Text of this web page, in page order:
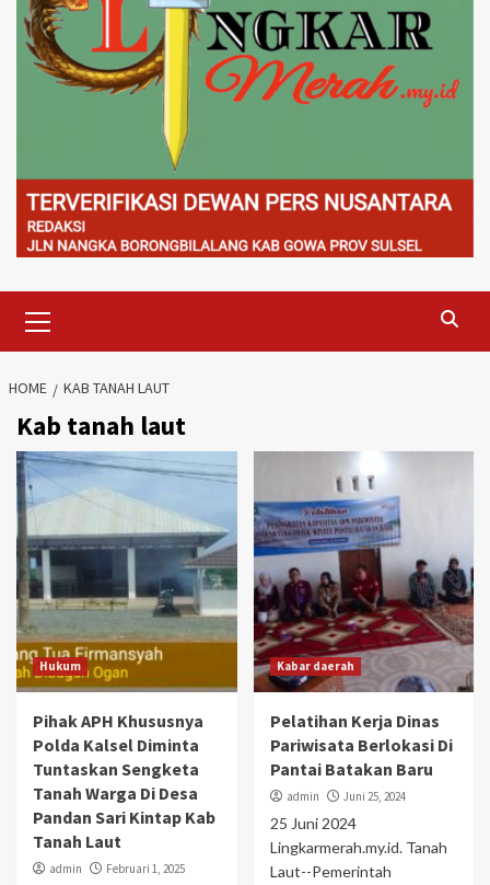
Menu
HOME KAB TANAH LAUT
Kab tanah laut
Hukum
Pihak APH Khususnya
Polda Kalsel Diminta
Tuntaskan Sengketa
Tanah Warga Di Desa
Pandan Sari Kintap Kab
Tanah Laut
admin Februari 1, 2025
Kabar daerah
Pelatihan Kerja Dinas
Pariwisata Berlokasi Di
Pantai Batakan Baru
admin Juni 25, 2024
25 Juni 2024
Lingkarmerah.my.id. Tanah
Laut--Pemerintah